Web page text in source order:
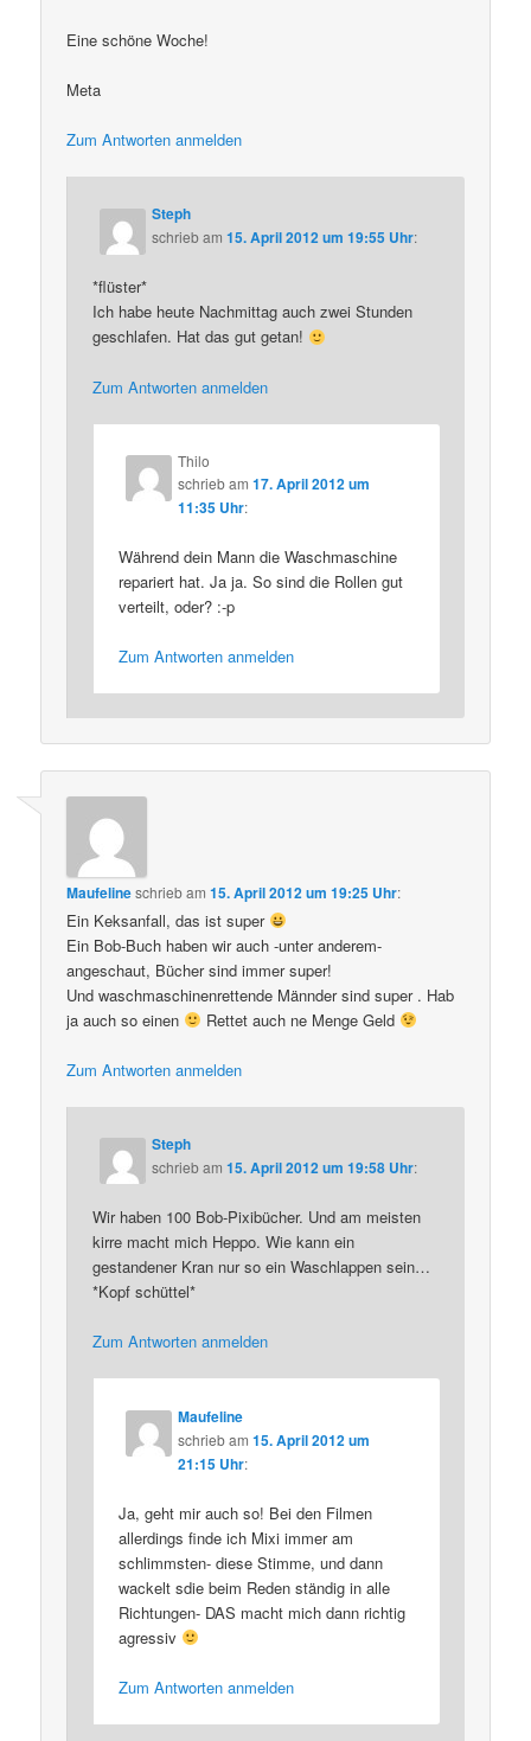
Eine schöne Woche!
Meta
Zum Antworten anmelden
Steph
schriebam15. April 2012 um 19:55 Uhr:
*flüster*
Ich habe heute Nachmittag auch zwei Stunden
geschlafen. Hat das gut getan!
Zum Antworten anmelden
Thilo
schriebam17. April 2012 um
11:35 Uhr:
Während dein Mann die Waschmaschine
repariert hat. Ja ja. So sind die Rollen gut
verteilt, oder? :-p
Zum Antworten anmelden
Maufelineschriebam15. April 2012 um 19:25 Uhr:
Ein Keksanfall, das ist super
Ein Bob-Buch haben wir auch -unter anderem-
angeschaut, Bücher sind immer super!
Und waschmaschinenrettende Männder sind super . Hab
ja auch so einen
Rettet auch ne Menge Geld
Zum Antworten anmelden
Steph
schriebam15. April 2012 um 19:58 Uhr:
Wir haben 100 Bob-Pixibücher. Und am meisten
kirre macht mich Heppo. Wie kann ein
gestandener Kran nur so ein Waschlappen sein…
*Kopf schüttel*
Zum Antworten anmelden
Maufeline
schriebam15. April 2012 um
21:15 Uhr:
Ja, geht mir auch so! Bei den Filmen
allerdings finde ich Mixi immer am
schlimmsten- diese Stimme, und dann
wackelt sdie beim Reden ständig in alle
Richtungen- DAS macht mich dann richtig
agressiv
Zum Antworten anmelden